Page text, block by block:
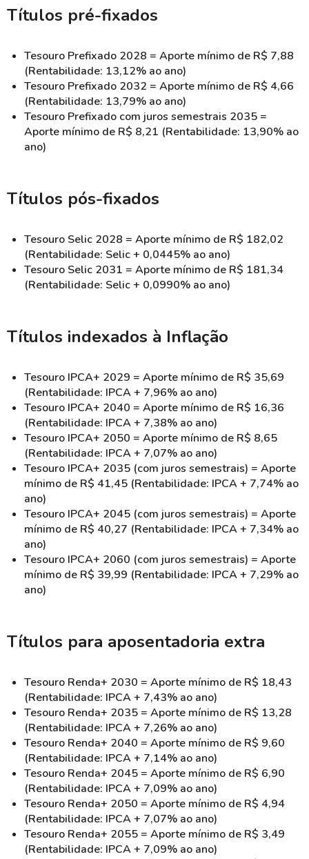
Títulos pré-fixados
Tesouro Prefixado 2028 = Aporte mínimo de R$ 7,88
(Rentabilidade: 13,12% ao ano)
Tesouro Prefixado 2032 = Aporte mínimo de R$ 4,66
(Rentabilidade: 13,79% ao ano)
Tesouro Prefixado com juros semestrais 2035 =
Aporte mínimo de R$ 8,21 (Rentabilidade: 13,90% ao
ano)
Títulos pós-fixados
Tesouro Selic 2028 = Aporte mínimo de R$ 182,02
(Rentabilidade: Selic + 0,0445% ao ano)
Tesouro Selic 2031 = Aporte mínimo de R$ 181,34
(Rentabilidade: Selic + 0,0990% ao ano)
Títulos indexados à Inflação
Tesouro IPCA+ 2029 = Aporte mínimo de R$ 35,69
(Rentabilidade: IPCA + 7,96% ao ano)
Tesouro IPCA+ 2040 = Aporte mínimo de R$ 16,36
(Rentabilidade: IPCA + 7,38% ao ano)
Tesouro IPCA+ 2050 = Aporte mínimo de R$ 8,65
(Rentabilidade: IPCA + 7,07% ao ano)
Tesouro IPCA+ 2035 (com juros semestrais) = Aporte
mínimo de R$ 41,45 (Rentabilidade: IPCA + 7,74% ao
ano)
Tesouro IPCA+ 2045 (com juros semestrais) = Aporte
mínimo de R$ 40,27 (Rentabilidade: IPCA + 7,34% ao
ano)
Tesouro IPCA+ 2060 (com juros semestrais) = Aporte
mínimo de R$ 39,99 (Rentabilidade: IPCA + 7,29% ao
ano)
Títulos para aposentadoria extra
Tesouro Renda+ 2030 = Aporte mínimo de R$ 18,43
(Rentabilidade: IPCA + 7,43% ao ano)
Tesouro Renda+ 2035 = Aporte mínimo de R$ 13,28
(Rentabilidade: IPCA + 7,26% ao ano)
Tesouro Renda+ 2040 = Aporte mínimo de R$ 9,60
(Rentabilidade: IPCA + 7,14% ao ano)
Tesouro Renda+ 2045 = Aporte mínimo de R$ 6,90
(Rentabilidade: IPCA + 7,09% ao ano)
Tesouro Renda+ 2050 = Aporte mínimo de R$ 4,94
(Rentabilidade: IPCA + 7,07% ao ano)
Tesouro Renda+ 2055 = Aporte mínimo de R$ 3,49
(Rentabilidade: IPCA + 7,09% ao ano)